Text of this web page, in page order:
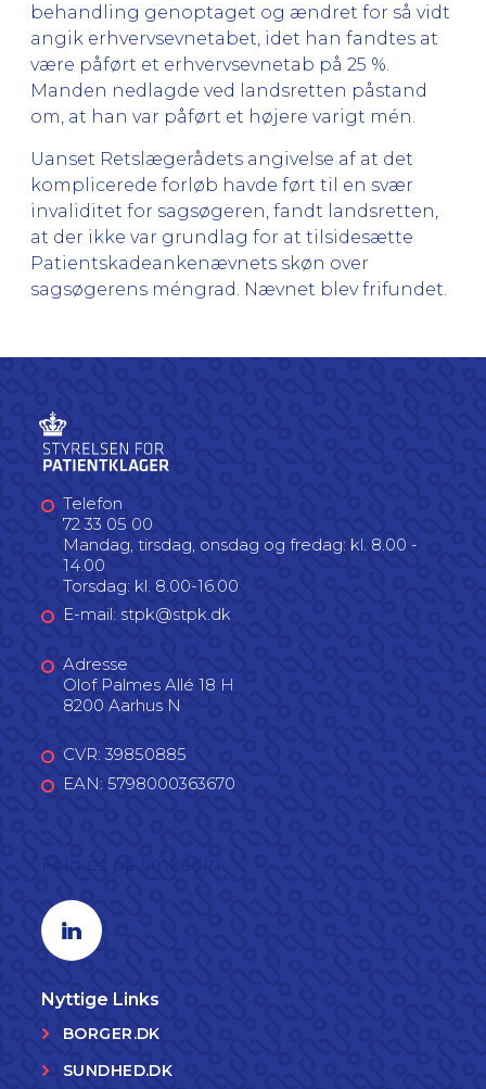
behandling genoptaget og ændret for så vidt
angik erhvervsevnetabet, idet han fandtes at
være påført et erhvervsevnetab på 25 %.
Manden nedlagde ved landsretten påstand
om, at han var påført et højere varigt mén.
Uanset Retslægerådets angivelse af at det
komplicerede forløb havde ført til en svær
invaliditet for sagsøgeren, fandt landsretten,
at der ikke var grundlag for at tilsidesætte
Patientskadeankenævnets skøn over
sagsøgerens méngrad. Nævnet blev frifundet.
Telefon
72 33 05 00
Mandag, tirsdag, onsdag og fredag: kl. 8.00 -
14.00
Torsdag: kl. 8.00-16.00
E-mail: stpk@stpk.dk
Adresse
Olof Palmes Allé 18 H
8200 Aarhus N
CVR: 39850885
EAN: 5798000363670
Linkedin profil
Nyttige Links
BORGER.DK
SUNDHED.DK